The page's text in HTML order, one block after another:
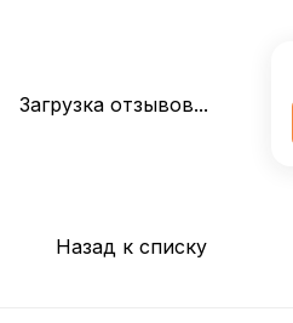
Загрузка отзывов...
Назад к списку